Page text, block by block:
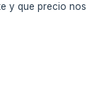
y que precio